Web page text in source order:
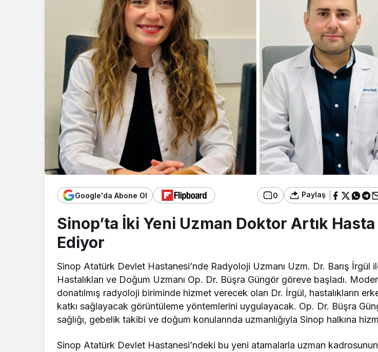
Google'da Abone Ol 0 Paylaş
Sinop’ta İki Yeni Uzman Doktor Artık
Ediyor
Sinop Atatürk Devlet Hastanesi’nde Radyoloji Uzmanı Uzm. Dr. Barış İrgül
Hastalıkları ve Doğum Uzmanı Op. Dr. Büşra Güngör göreve başladı.
donatılmış radyoloji biriminde hizmet verecek olan Dr. İrgül, hastalıkların
katkı sağlayacak görüntüleme yöntemlerini uygulayacak. Op. Dr. Büşra
sağlığı, gebelik takibi ve doğum konularında uzmanlığıyla Sinop halkına
Sinop Atatürk Devlet Hastanesi’ndeki bu yeni atamalarla uzman